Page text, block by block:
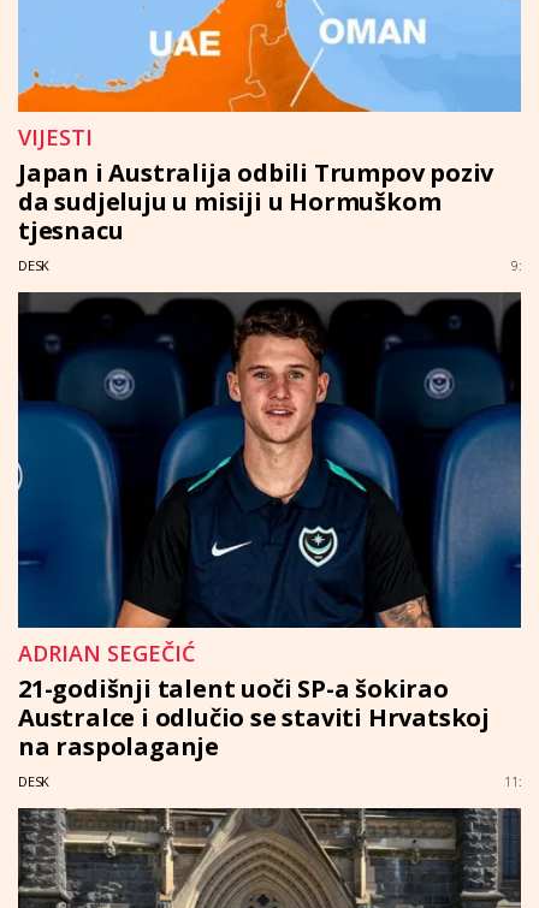
VIJESTI
Japan i Australija odbili Trumpov poziv
da sudjeluju u misiji u Hormuškom
tjesnacu
DESK 9:
ADRIAN SEGEČIĆ
21-godišnji talent uoči SP-a šokirao
Australce i odlučio se staviti Hrvatskoj
na raspolaganje
DESK 11: